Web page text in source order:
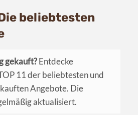
beliebtesten
gekauft?Entdecke
11 der beliebtesten und
Angebote. Die
aktualisiert.